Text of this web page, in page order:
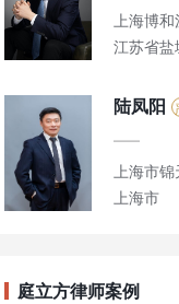
江苏省盐
陆凤阳
上海市
上海市
庭立方律师案例